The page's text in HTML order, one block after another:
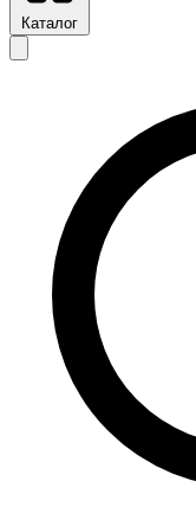
Каталог